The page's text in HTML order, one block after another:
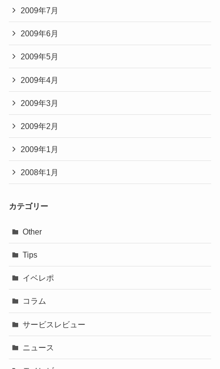
2009年7月
2009年6月
2009年5月
2009年4月
2009年3月
2009年2月
2009年1月
2008年1月
カテゴリー
Other
Tips
イベレポ
コラム
サービスレビュー
ニュース